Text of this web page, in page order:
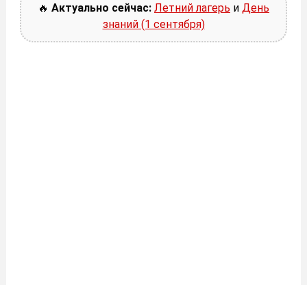
🔥 Актуально сейчас: Летний лагерь и День
знаний (1 сентября)